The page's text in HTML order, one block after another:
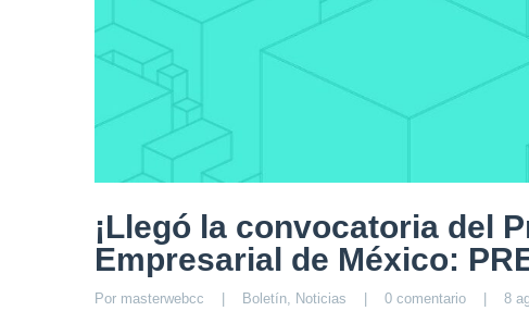
¡Llegó la convocatoria del
Empresarial de México:
Por masterwebcc Boletín, Noticias 0 comentario 8